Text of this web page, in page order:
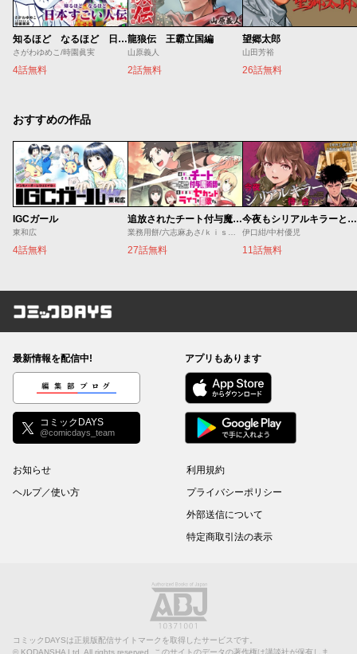
知るほど なるほど 日本すごい人伝
さがわゆめこ/時園眞実
4話無料
龍狼伝 王霸立国編
山原義人
2話無料
望郷太郎
山田芳裕
26話無料
おすすめの作品
IGCガール
東和広
4話無料
追放されたチート付与魔術師は気ままなセカンドライフを謳歌する。 ～俺は武器だけじゃなく、あらゆるものに『強化ポイント』を付与できるし、俺の意思でいつでも効果を解除できるけど、残った人たち大丈夫？～
27話無料
今夜もシリアルキラーと待ち合わせ
伊口紺/中村優児
11話無料
コミックDAYS
最新情報を配信中!
編集部ブログ
コミックDAYS
@comicdays_team
アプリもあります
お知らせ
ヘルプ／使い方
利用規約
プライバシーポリシー
外部送信について
特定商取引法の表示
コミックDAYSは正規版配信サイトマークを取得したサービスです。
© KODANSHA Ltd. All rights reserved. このサイトのデータの著作権は講談社が保有しま